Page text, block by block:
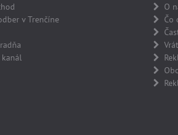
v Trenčíne
kanál
O
Čo